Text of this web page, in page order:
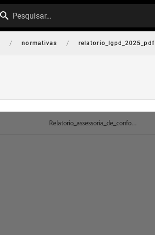
Pesquisar…
/ normativas / relatorio_lgpd_2025_pdf